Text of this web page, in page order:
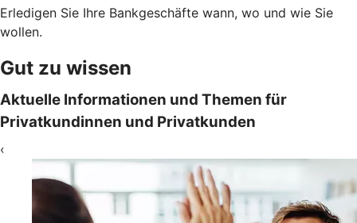
Erledigen Sie Ihre Bankgeschäfte wann, wo und wie Sie
wollen.
Gut zu wissen
Aktuelle Informationen und Themen für
Privatkundinnen und Privatkunden
‹